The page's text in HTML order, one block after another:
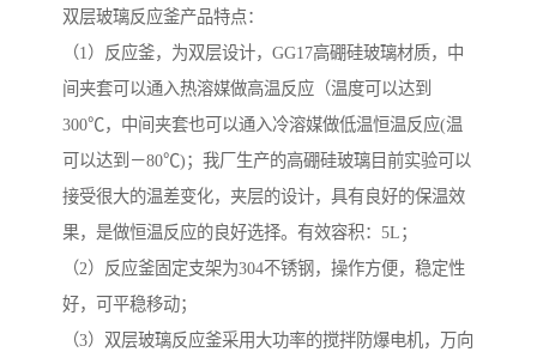
双层玻璃反应釜产品特点：
（1）反应釜，为双层设计，GG17高硼硅玻璃材质，中
间夹套可以通入热溶媒做高温反应（温度可以达到
300℃，中间夹套也可以通入冷溶媒做低温恒温反应(温
可以达到－80℃)；我厂生产的高硼硅玻璃目前实验可以
接受很大的温差变化，夹层的设计，具有良好的保温效
果，是做恒温反应的良好选择。有效容积：5L；
（2）反应釜固定支架为304不锈钢，操作方便，稳定性
好，可平稳移动；
（3）双层玻璃反应釜采用大功率的搅拌防爆电机，万向